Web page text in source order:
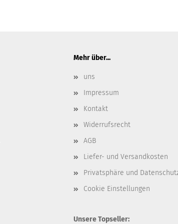
Mehr über...
uns
Impressum
Kontakt
Widerrufsrecht
AGB
Liefer- und Versandkosten
Privatsphäre und
Cookie Einstellungen
Unsere Topseller: